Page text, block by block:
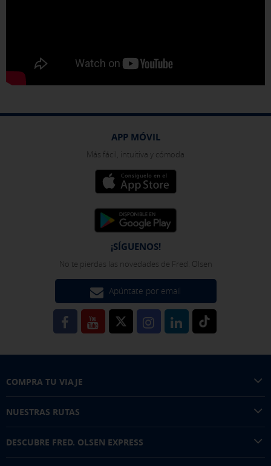
APP MÓVIL
Más fácil, intuitiva y cómoda
¡SÍGUENOS!
No te pierdas las novedades de Fred. Olsen
Apúntate por email
COMPRA TU VIAJE
NUESTRAS RUTAS
DESCUBRE FRED. OLSEN EXPRESS